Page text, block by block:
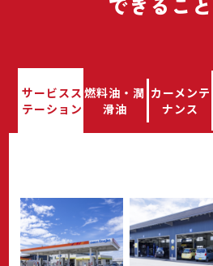
サービスス
テーション
燃料油・潤
滑油
カーメンテ
ナンス